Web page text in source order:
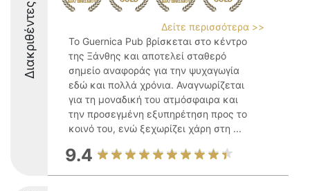
Διακριθέντες
Δείτε περισσότερα >>
Το Guernica Pub βρίσκεται στο κέντρο
της Ξάνθης και αποτελεί σταθερό
σημείο αναφοράς για την ψυχαγωγία
εδώ και πολλά χρόνια. Αναγνωρίζεται
για τη μοναδική του ατμόσφαιρα και
την προσεγμένη εξυπηρέτηση προς το
κοινό του, ενώ ξεχωρίζει χάρη στη ...
9.4